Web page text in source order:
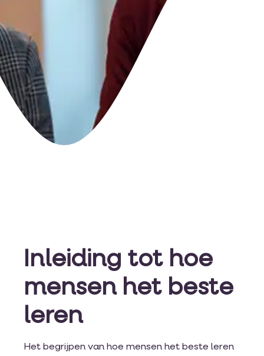
Inleiding tot hoe
mensen het beste
leren
Het begrijpen van hoe mensen het beste leren